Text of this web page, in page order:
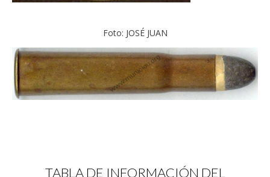
Foto: JOSÉ JUAN
TABLA DE INFORMACIÓN DEL